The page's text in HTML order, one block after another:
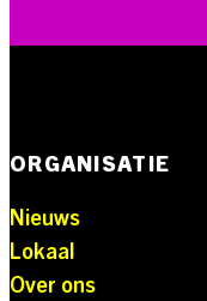
ORGANISATIE
Nieuws
Lokaal
Over ons